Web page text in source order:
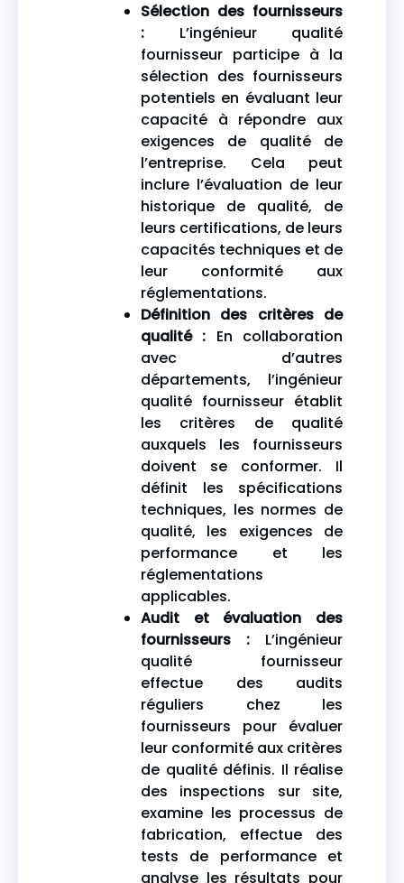
Sélection des fournisseurs
: L’ingénieur qualité
fournisseur participe à la
sélection des fournisseurs
potentiels en évaluant leur
capacité à répondre aux
exigences de qualité de
l’entreprise. Cela peut
inclure l’évaluation de leur
historique de qualité, de
leurs certifications, de leurs
capacités techniques et de
leur conformité aux
réglementations.
Définition des critères de
qualité : En collaboration
avec d’autres
départements, l’ingénieur
qualité fournisseur établit
les critères de qualité
auxquels les fournisseurs
doivent se conformer. Il
définit les spécifications
techniques, les normes de
qualité, les exigences de
performance et les
réglementations
applicables.
Audit et évaluation des
fournisseurs : L’ingénieur
qualité fournisseur
effectue des audits
réguliers chez les
fournisseurs pour évaluer
leur conformité aux critères
de qualité définis. Il réalise
des inspections sur site,
examine les processus de
fabrication, effectue des
tests de performance et
analyse les résultats pour